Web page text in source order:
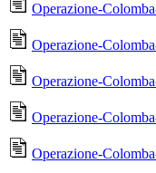
Operazione-
Operazione-
Operazione-
Operazione-
Operazione-